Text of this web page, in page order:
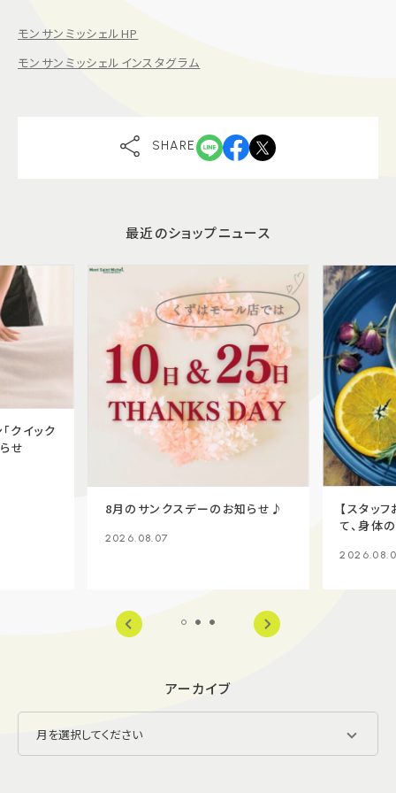
モンサンミッシェルHP
モンサンミッシェルインスタグラム
SHARE
最近のショップニュース
クイック
せ
8月のサンクスデーのお知らせ♪
2026.08.07
【スタッ
て、身体
アーカイブ